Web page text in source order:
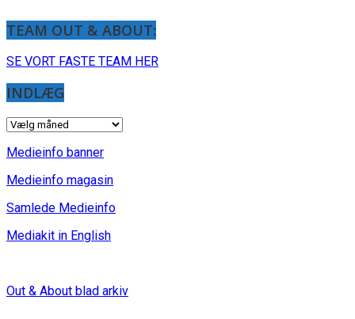
TEAM OUT & ABOUT:
SE VORT FASTE TEAM HER
INDLÆG
INDLÆG
Medieinfo banner
Medieinfo magasin
Samlede Medieinfo
Mediakit in English
Out & About blad arkiv